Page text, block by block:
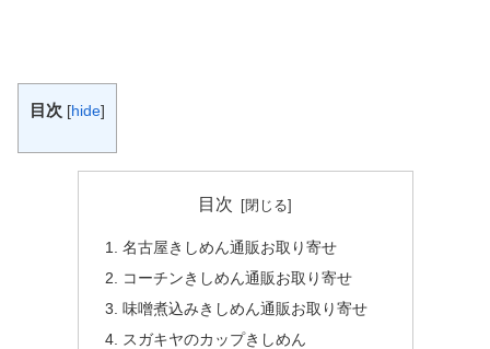
目次 [hide]
目次
名古屋きしめん通販お取り寄せ
コーチンきしめん通販お取り寄せ
味噌煮込みきしめん通販お取り寄せ
スガキヤのカップきしめん